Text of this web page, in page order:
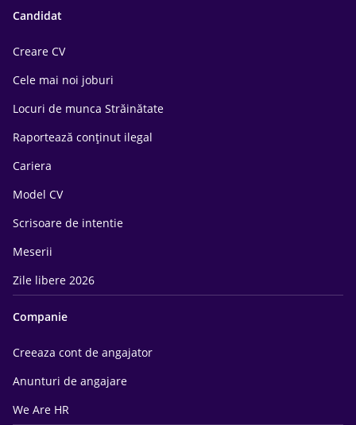
Candidat
Creare CV
Cele mai noi joburi
Locuri de munca Străinătate
Raportează conținut ilegal
Cariera
Model CV
Scrisoare de intentie
Meserii
Zile libere 2026
Companie
Creeaza cont de angajator
Anunturi de angajare
We Are HR